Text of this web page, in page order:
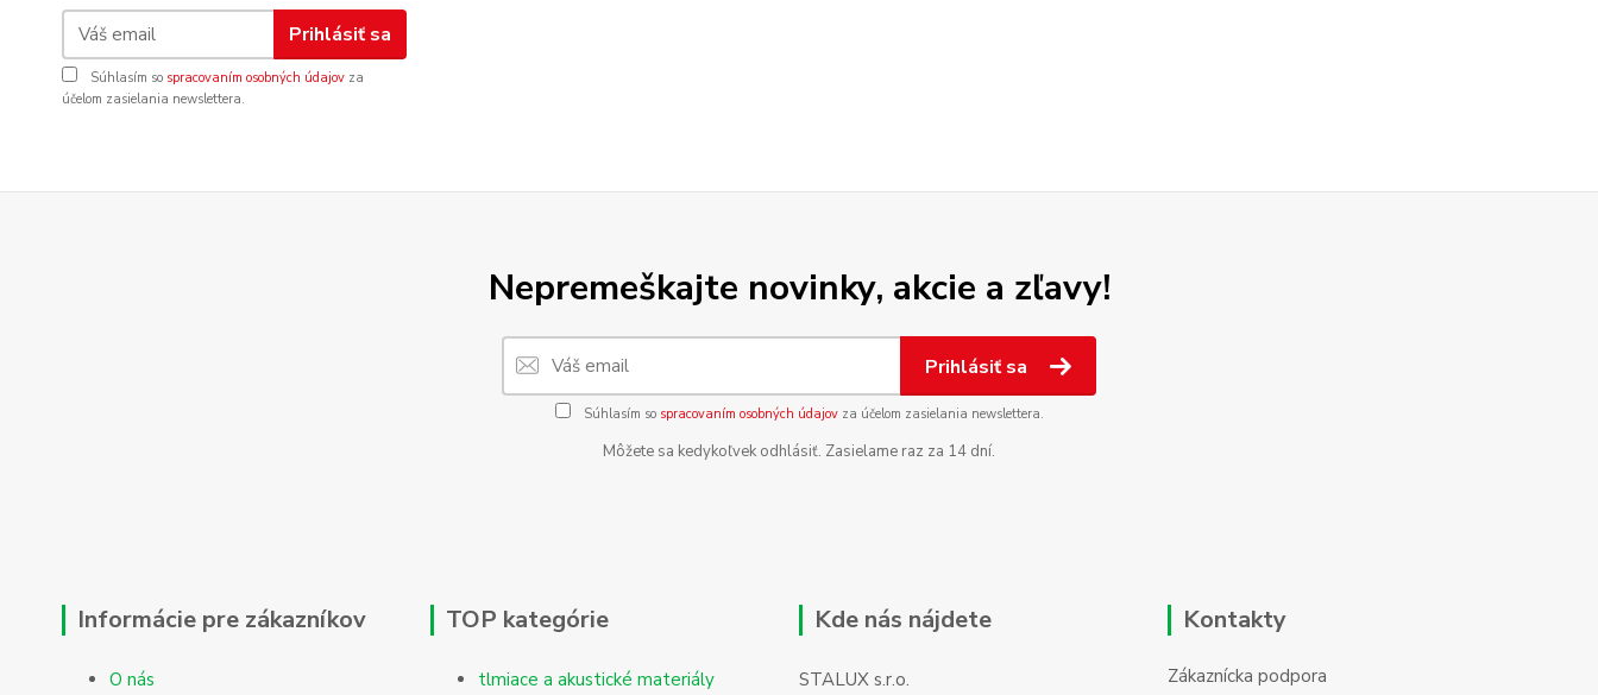
Prihlásiť sa
Súhlasím so spracovaním osobných údajov za
účelom zasielania newslettera.
Nepremeškajte novinky, akcie a zľavy!
Prihlásiť sa
Súhlasím so spracovaním osobných údajovza účelom zasielania newslettera.
Môžete sa kedykoľvek odhlásiť. Zasielame raz za 14 dní.
Informácie pre zákazníkov
O nás
TOP kategórie
tlmiace a akustické materiály
Kde nás nájdete
STALUX s.r.o.
Kontakty
Zákaznícka podpora